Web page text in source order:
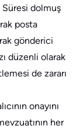
dolmuş
posta
gönderici
düzenli olarak
de zararı
onayını
her